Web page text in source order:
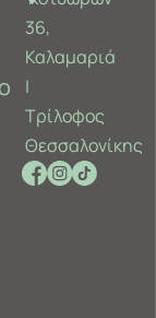
36,
Καλαμαριά
‎|
Τρίλοφος
Θεσσαλονίκης